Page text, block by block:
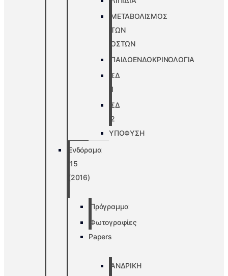
ΜΕΤΑΒΟΛΙΣΜΟΣ
ΤΩΝ
ΟΣΤΩΝ
ΠΑΙΔΟΕΝΔΟΚΡΙΝΟΛΟΓΙΑ
ΣΔ
1
ΣΔ
2
ΥΠΟΦΥΣΗ
Ενδόραμα
’15
(2016)
Πρόγραμμα
Φωτογραφίες
Papers
ΑΝΔΡΙΚΗ